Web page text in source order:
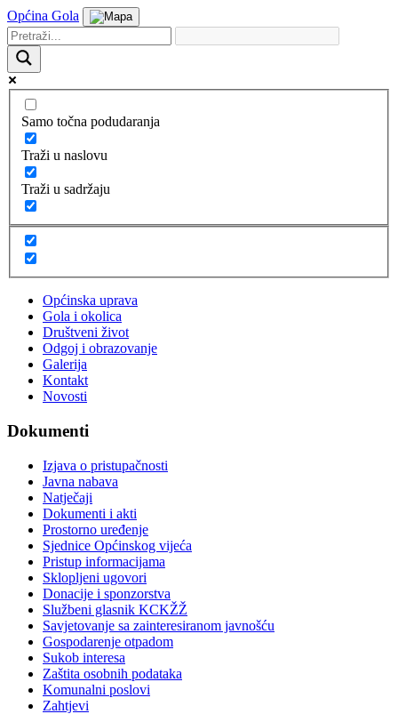
Općina Gola
Samo točna podudaranja
Traži u naslovu
Traži u sadržaju
Općinska uprava
Gola i okolica
Društveni život
Odgoj i obrazovanje
Galerija
Kontakt
Novosti
Dokumenti
Izjava o pristupačnosti
Javna nabava
Natječaji
Dokumenti i akti
Prostorno uređenje
Sjednice Općinskog vijeća
Pristup informacijama
Sklopljeni ugovori
Donacije i sponzorstva
Službeni glasnik KCKŽŽ
Savjetovanje sa zainteresiranom javnošću
Gospodarenje otpadom
Sukob interesa
Zaštita osobnih podataka
Komunalni poslovi
Zahtjevi